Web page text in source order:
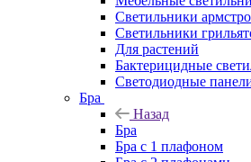
Светильники
Светильники
Для растений
Бактерицидные
Светодиодные
Бра
Назад
Бра
Бра с 1 плафоном